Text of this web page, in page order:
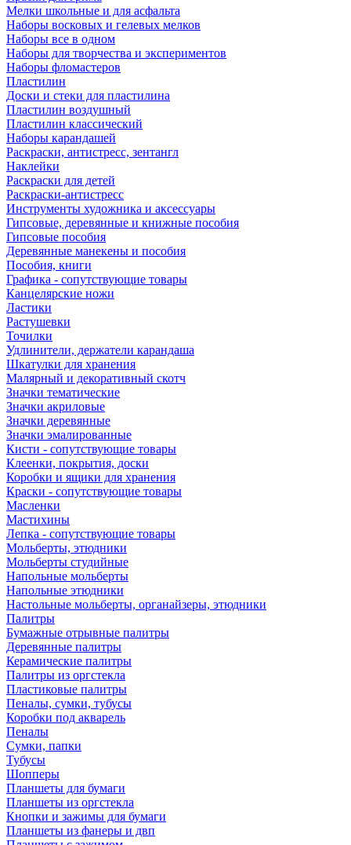
Мелки школьные и для асфальта
Наборы восковых и гелевых мелков
Наборы все в одном
Наборы для творчества и экспериментов
Наборы фломастеров
Пластилин
Доски и стеки для пластилина
Пластилин воздушный
Пластилин классический
Наборы карандашей
Раскраски, антистресс, зентангл
Наклейки
Раскраски для детей
Раскраски-антистресс
Инструменты художника и аксессуары
Гипсовые, деревянные и книжные пособия
Гипсовые пособия
Деревянные манекены и пособия
Пособия, книги
Графика - сопутствующие товары
Канцелярские ножи
Ластики
Растушевки
Точилки
Удлинители, держатели карандаша
Шкатулки для хранения
Малярный и декоративный скотч
Значки тематические
Значки акриловые
Значки деревянные
Значки эмалированные
Кисти - сопутствующие товары
Клеенки, покрытия, доски
Коробки и ящики для хранения
Краски - сопутствующие товары
Масленки
Мастихины
Лепка - сопутствующие товары
Мольберты, этюдники
Мольберты студийные
Напольные мольберты
Напольные этюдники
Настольные мольберты, органайзеры, этюдники
Палитры
Бумажные отрывные палитры
Деревянные палитры
Керамические палитры
Палитры из оргстекла
Пластиковые палитры
Пеналы, сумки, тубусы
Коробки под акварель
Пеналы
Сумки, папки
Тубусы
Шопперы
Планшеты для бумаги
Планшеты из оргстекла
Кнопки и зажимы для бумаги
Планшеты из фанеры и двп